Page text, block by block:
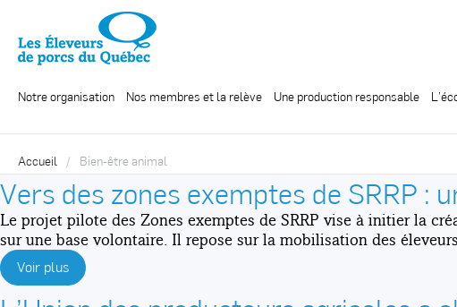
Notre organisation Nos membres et la relève Une production responsable
Accueil Bien-être animal
Vers des zones exemptes de SRRP :
Le projet pilote des Zones exemptes de SRRP vise à initier la
sur une base volontaire. Il repose sur la mobilisation des
Voir plus